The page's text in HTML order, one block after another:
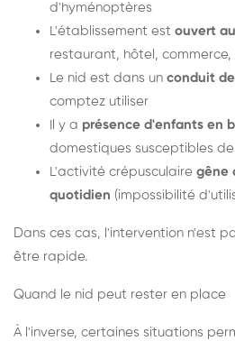
d'hyménoptères
L'établissement est ouvert
restaurant, hôtel, commerce,
Le nid est dans un conduit
comptez utiliser
Il y a présence d'enfants en
domestiques susceptibles
L'activité crépusculaire gêne
quotidien (impossibilité
Dans ces cas, l'intervention n'est
être rapide.
Quand le nid peut rester en place
À l'inverse, certaines situations